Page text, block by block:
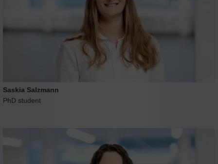
Saskia Salzmann
PhD student